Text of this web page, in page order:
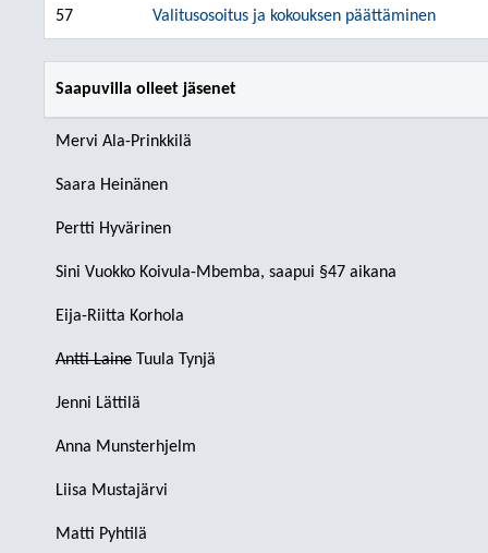
57 Valitusosoitus ja kokouksen päättäminen
Saapuvilla olleet jäsenet
Mervi Ala-Prinkkilä
Saara Heinänen
Pertti Hyvärinen
Sini Vuokko Koivula-Mbemba, saapui §47 aikana
Eija-Riitta Korhola
Antti Laine Tuula Tynjä
Jenni Lättilä
Anna Munsterhjelm
Liisa Mustajärvi
Matti Pyhtilä